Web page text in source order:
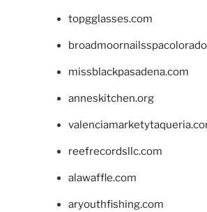
topgglasses.com
missblackpasadena.com
anneskitchen.org
reefrecordsllc.com
alawaffle.com
aryouthfishing.com